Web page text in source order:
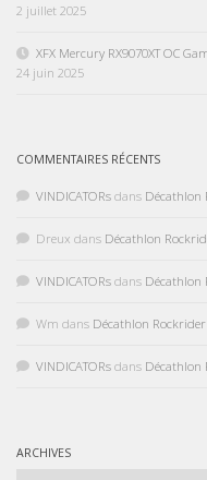
2 juillet 2025
XFX Mercury RX9070XT OC
24 juin 2025
COMMENTAIRES RÉCENTS
VINDICATORs dans Décathlon
Dreux dans Décathlon
VINDICATORs dans Décathlon
Wm dans Décathlon
VINDICATORs dans Décathlon
ARCHIVES